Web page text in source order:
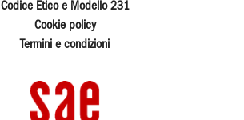
Codice Etico e Modello 231
Cookie policy
Termini e condizioni